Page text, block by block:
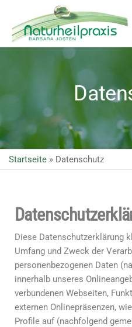
Startseite » Datenschutz
Diese Datenschutzerklärung
Umfang und Zweck der
personenbezogenen Daten
innerhalb unseres
verbundenen Webseiten,
externen Onlinepräsenzen,
Profile auf (nachfolgend